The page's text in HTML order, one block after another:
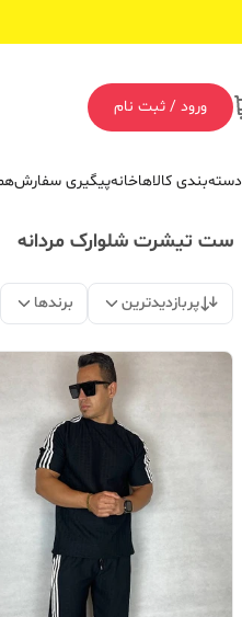
ورود / ثبت نام
دسته‌بندی کالاهاخانهپیگیری سفارش
ست تیشرت شلوارک مردانه
پربازدیدترین برندها